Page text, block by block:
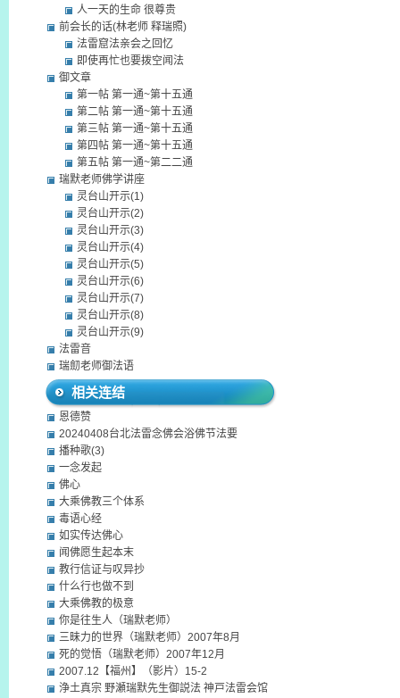
人一天的生命 很尊贵
前会长的话(林老师 释瑞照)
法雷窟法亲会之回忆
即使再忙也要拨空闻法
御文章
第一帖 第一通~第十五通
第二帖 第一通~第十五通
第三帖 第一通~第十五通
第四帖 第一通~第十五通
第五帖 第一通~第二二通
瑞默老师佛学讲座
灵台山开示(1)
灵台山开示(2)
灵台山开示(3)
灵台山开示(4)
灵台山开示(5)
灵台山开示(6)
灵台山开示(7)
灵台山开示(8)
灵台山开示(9)
法雷音
瑞劎老师御法语
相关连结
恩德赞
20240408台北法雷念佛会浴佛节法要
播种歌(3)
一念发起
佛心
大乘佛教三个体系
毒语心经
如实传达佛心
闻佛愿生起本末
教行信证与叹异抄
什么行也做不到
大乘佛教的极意
你是往生人（瑞默老师）
三昧力的世界（瑞默老师）2007年8月
死的觉悟（瑞默老师）2007年12月
2007.12【福州】（影片）15-2
浄土真宗 野瀬瑞默先生御説法 神戸法雷会馆